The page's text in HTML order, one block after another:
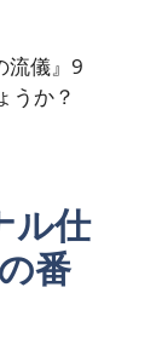
流儀』9
うか？
ル仕
番